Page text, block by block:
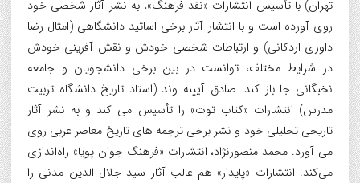
تهران) با تأسیس انتشارات «نقد فرهنگ»، به نشر آثار شخصی خود
روی آورده است و با انتشار آثار برخی اساتید دانشگاهی (امثال رضا
داوری اردکانی) و ارتباطات شخصی خودش و نقش آفرینی خودش
در شرایط مختلف، توانست در بین برخی دانشجویان و جامعه
نخبگانی جا باز کند. صادق آیینه وند (استاد تاریخ دانشگاه تربیت
مدرس) انتشارات «کتاب توت» را تأسیس می کند و به نشر آثار
تاریخی تحلیلی خود و نشر برخی ترجمه های تاریخ معاصر عربی روی
می آورد. محمد منصورنژاد، انتشارات «فرهنگ جوان پویا» راه‌اندازی
می‌کند. انتشارات «پایدار» هم غالب آثار سید جلال الدین مدنی را